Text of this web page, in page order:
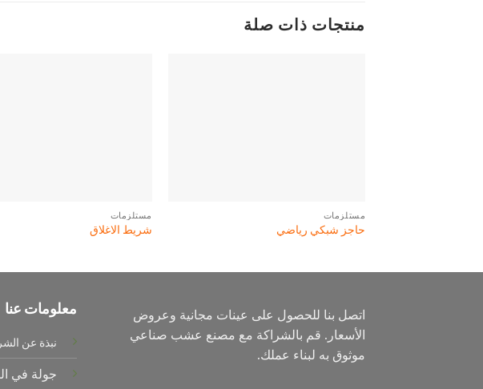
منتجات ذات صلة
مستلزمات
حاجز شبكي رياضي
مستلزمات
شريط الاغلاق
اتصل بنا للحصول على عينات مجانية وعروض
الأسعار. قم بالشراكة مع مصنع عشب صناعي
موثوق به لبناء عملك.
معلومات عنا
نبذة عن
جولة في